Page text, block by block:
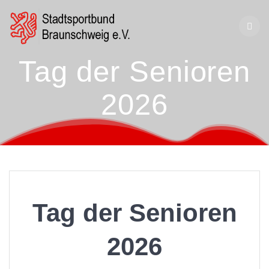
Tag der Senioren
2026
Tag der Senioren
2026